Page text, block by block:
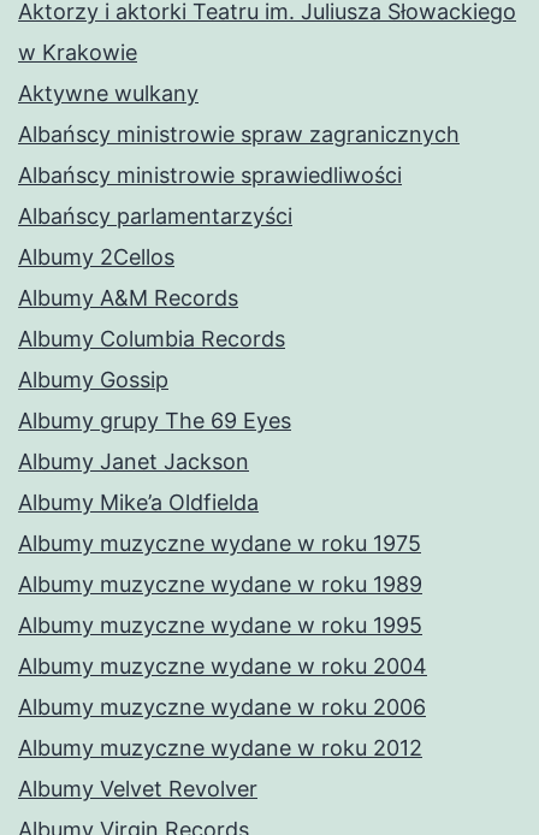
Aktorzy i aktorki Teatru im. Juliusza Słowackiego
w Krakowie
Aktywne wulkany
Albańscy ministrowie spraw zagranicznych
Albańscy ministrowie sprawiedliwości
Albańscy parlamentarzyści
Albumy 2Cellos
Albumy A&M Records
Albumy Columbia Records
Albumy Gossip
Albumy grupy The 69 Eyes
Albumy Janet Jackson
Albumy Mike’a Oldfielda
Albumy muzyczne wydane w roku 1975
Albumy muzyczne wydane w roku 1989
Albumy muzyczne wydane w roku 1995
Albumy muzyczne wydane w roku 2004
Albumy muzyczne wydane w roku 2006
Albumy muzyczne wydane w roku 2012
Albumy Velvet Revolver
Albumy Virgin Records